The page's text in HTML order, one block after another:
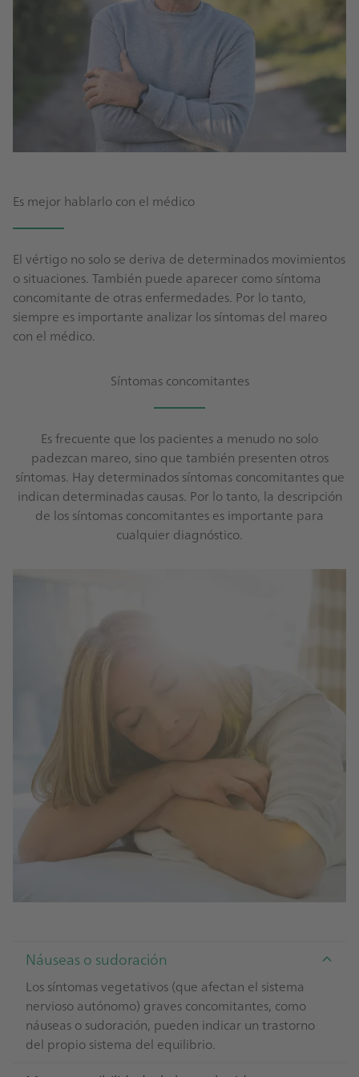
Es mejor hablarlo con el médico
El vértigo no solo se deriva de determinados movimientos
o situaciones. También puede aparecer como síntoma
concomitante de otras enfermedades. Por lo tanto,
siempre es importante analizar los síntomas del mareo
con el médico.
Síntomas concomitantes
Es frecuente que los pacientes a menudo no solo
padezcan mareo, sino que también presenten otros
síntomas. Hay determinados síntomas concomitantes que
indican determinadas causas. Por lo tanto, la descripción
de los síntomas concomitantes es importante para
cualquier diagnóstico.
Náuseas o sudoración
Los síntomas vegetativos (que afectan el sistema
nervioso autónomo) graves concomitantes, como
náuseas o sudoración, pueden indicar un trastorno
del propio sistema del equilibrio.